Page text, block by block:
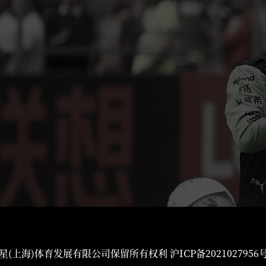
(上海)体育发展有限公司保留所有权利 沪ICP备2021027956